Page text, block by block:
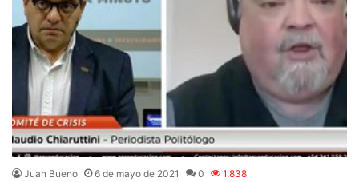
Juan Bueno 6 de mayo de 2021 0 1.838